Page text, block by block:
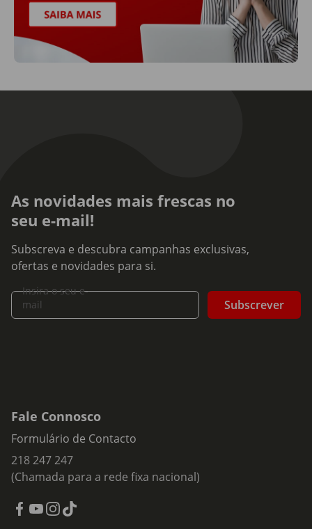
As novidades mais frescas no
seu e-mail!
Subscreva e descubra campanhas exclusivas,
ofertas e novidades para si.
Insira o seu e-
mail
Subscrever
Fale Connosco
Formulário de Contacto
218 247 247
(Chamada para a rede fixa nacional)